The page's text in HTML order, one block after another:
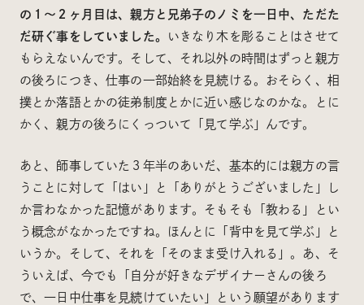
の１〜２ヶ月目は、親方と兄弟子のノミを一日中、ただた
だ研ぐ事をしていました。
いきなり木を彫ることはさせて
もらえないんです。そして、それ以外の時間はずっと親方
の後ろにつき、仕事の一部始終を見続ける。おそらく、相
撲とか落語とかの徒弟制度とかに近い感じなのかな。とに
かく、親方の後ろにくっついて「見て学ぶ」んです。
あと、師事していた３年半のあいだ、基本的には親方の言
うことに対して「はい」と「ありがとうございました」し
か言わなかった記憶があります。そもそも「教わる」とい
う概念がなかったですね。ほんとに「背中を見て学ぶ」と
いうか。そして、それを「そのまま受け入れる」。あ、そ
ういえば、今でも「自分が好きなデザイナーさんの後ろ
で、一日中仕事を見続けていたい」という願望があります